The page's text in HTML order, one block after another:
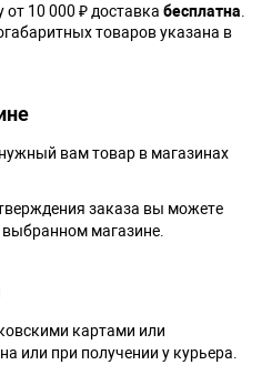
от 10 000 ₽ доставка бесплатна
товаров указана в
вам товар в магазинах
заказа вы можете
магазине.
картами или
или при получении у курьера.